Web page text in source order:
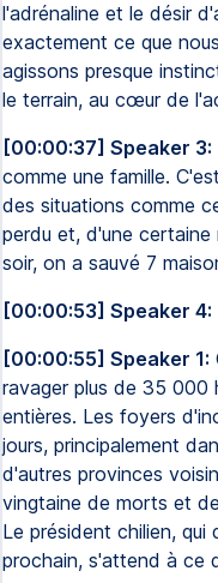
l'adrénaline et le désir
exactement ce que
agissons presque
le terrain, au cœur de
[00:00:37] Speaker 3:
comme une famille.
des situations comme
perdu et, d'une certaine
soir, on a sauvé 7
[00:00:53] Speaker 4:
[00:00:55] Speaker 1:
ravager plus de 35 000
entières. Les foyers
jours, principalement
d'autres provinces
vingtaine de morts et
Le président chilien,
prochain, s'attend à ce